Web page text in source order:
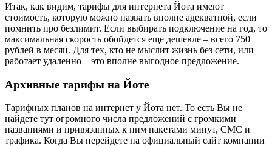
Итак, как видим, тарифы для интернета Йота имеют
стоимость, которую можно назвать вполне адекватной, если
помнить про безлимит. Если выбирать подключение на год, то
максимальная скорость обойдется еще дешевле – всего 750
рублей в месяц. Для тех, кто не мыслит жизнь без сети, или
работает удаленно – это вполне выгодное предложение.
Архивные тарифы на Йоте
Тарифных планов на интернет у Йота нет. То есть Вы не
найдете тут огромного числа предложений с громкими
названиями и привязанных к ним пакетами минут, СМС и
трафика. Когда Вы перейдете на официальный сайт компании